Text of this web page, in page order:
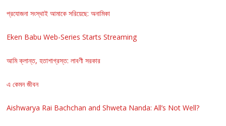
প্রযোজনা সংস্থাই আমাকে সরিয়েছে: অনামিকা
Eken Babu Web-Series Starts Streaming
আমি ক্লান্ত, হতাশাগ্রস্ত: লাবণী সরকার
এ কেমন জীবন
Aishwarya Rai Bachchan and Shweta Nanda: All’s Not Well?